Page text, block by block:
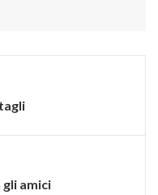
amici